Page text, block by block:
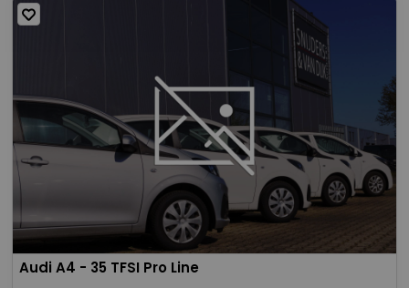
Audi A4 - 35 TFSI Pro Line